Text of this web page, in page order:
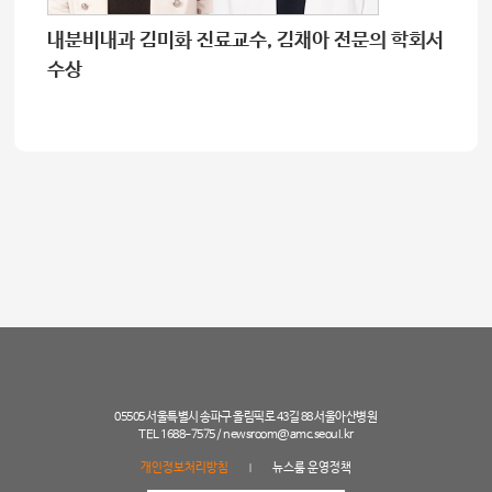
내분비내과 김미화 진료교수, 김채아 전문의 학회서
수상
05505 서울특별시 송파구 올림픽로 43길 88 서울아산병원
TEL 1688-7575 /newsroom@amc.seoul.kr
개인정보처리방침 뉴스룸 운영정책